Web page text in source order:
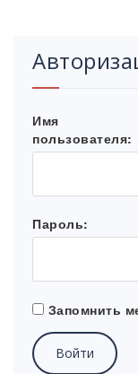
Имя
пользователя:
Пароль:
Запомнить
Войти